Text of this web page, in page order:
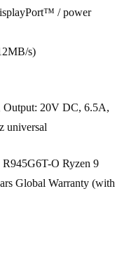
/ power
s)
Output: 20V DC, 6.5A,
universal
O Ryzen 9
Global Warranty (with